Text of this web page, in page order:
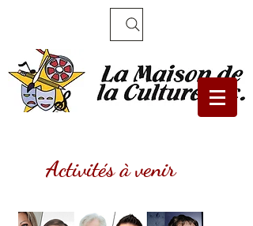
Activités à venir